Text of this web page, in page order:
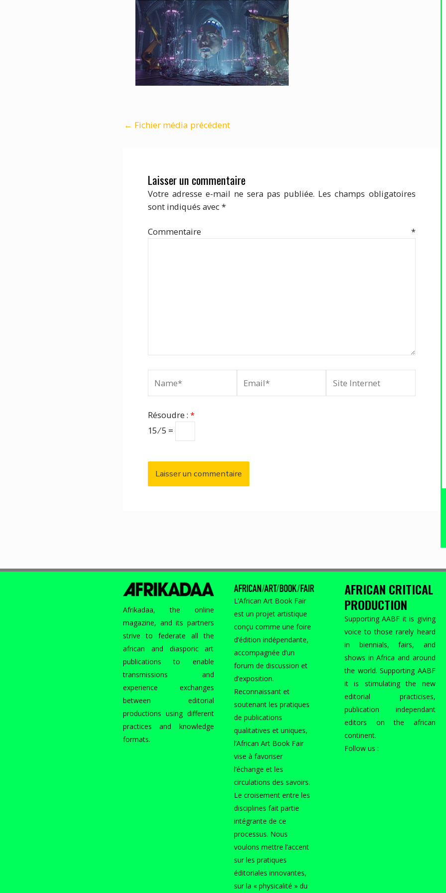
← Fichier média précédent
Laisser un commentaire
Votre adresse e-mail ne sera pas publiée. Les champs obligatoires
sont indiqués avec*
Commentaire *
Internet
Résoudre : *
15 ⁄ 5 =
Afrikadaa, the online
magazine, and its partners
strive to federate all the
african and diasporic art
publications to enable
transmissions and
experience exchanges
between editorial
productions using different
practices and knowledge
formats.
L’African Art Book Fair
est un projet artistique
conçu comme une foire
d’édition indépendante,
accompagnée d’un
forum de discussion et
d’exposition.
Reconnaissant et
soutenant les pratiques
de publications
qualitatives et uniques,
l’African Art Book Fair
vise à favoriser
l’échange et les
circulations des savoirs.
Le croisement entre les
disciplines fait partie
intégrante de ce
processus. Nous
voulons mettre l’accent
sur les pratiques
éditoriales innovantes,
sur la « physicalité » du
AFRICAN CRITICAL
PRODUCTION
Supporting AABF it is giving
voice to those rarely heard
in biennials, fairs, and
shows in Africa and around
the world. Supporting AABF
it is stimulating the new
editorial practicises,
publication independant
editors on the african
continent.
Follow us :